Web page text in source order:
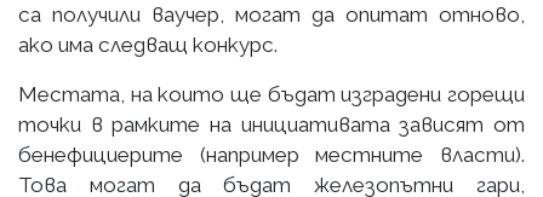
са получили ваучер, могат да опитат отново,
ако има следващ конкурс.
Местата, на които ще бъдат изградени горещи
точки в рамките на инициативата зависят от
бенефициерите (например местните власти).
Това могат да бъдат железопътни гари,